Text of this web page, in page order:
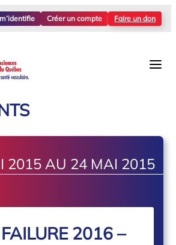
Créer un compte Faire un don
2015 AU 24 MAI 2015
2016 –